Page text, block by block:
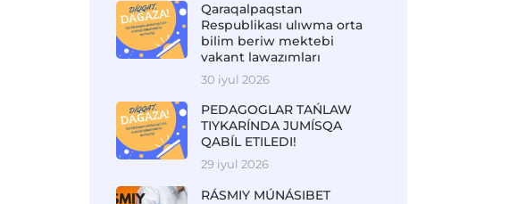
Qaraqalpaqstan
Respublikası ulıwma orta
bilim beriw mektebi
vakant lawazımları
30 iyul 2026
PEDAGOGLAR TAŃLAW
TIYKARÍNDA JUMÍSQA
QABÍL ETILEDI!
29 iyul 2026
RÁSMIY MÚNÁSIBET